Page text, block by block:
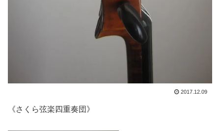
2017.12.09
《さくら弦楽四重奏団》